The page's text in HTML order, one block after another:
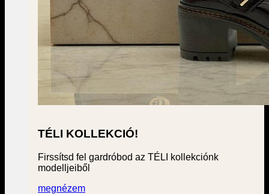
TÉLI KOLLEKCIÓ!
Firssítsd fel gardróbod az TÉLI kollekciónk
modelljeiből
megnézem